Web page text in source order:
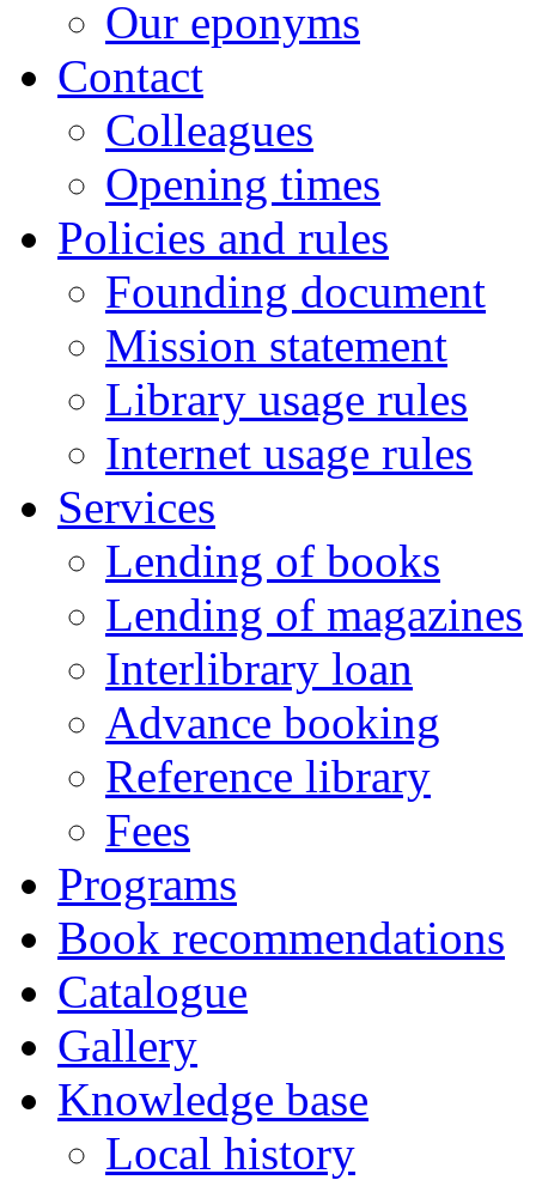
Our eponyms
Contact
Colleagues
Opening times
Policies and rules
Founding document
Mission statement
Library usage rules
Internet usage rules
Services
Lending of books
Lending of magazines
Interlibrary loan
Advance booking
Reference library
Fees
Programs
Book recommendations
Catalogue
Gallery
Knowledge base
Local history